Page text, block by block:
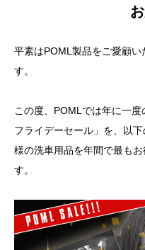
平素はPOML製品をご愛顧
す。
この度、POMLでは年に一
フライデーセール」を、以
様の洗車用品を年間で最も
す。